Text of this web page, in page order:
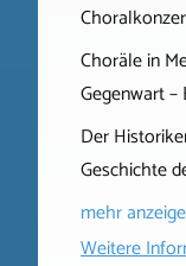
Choräle in
Gegenwart
Der
Geschichte
mehr
Weitere